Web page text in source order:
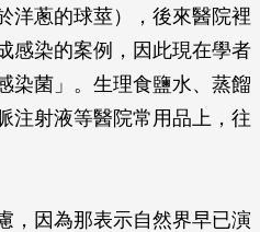
洋蔥的球莖），後來醫院裡
感染的案例，因此現在學者
染菌」。生理食鹽水、蒸餾
注射液等醫院常用品上，往
，因為那表示自然界早已演